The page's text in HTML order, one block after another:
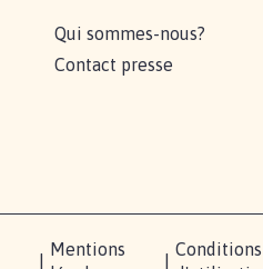
Qui sommes-nous?
Contact presse
Mentions
Conditions